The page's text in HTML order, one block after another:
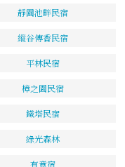
靜園池畔民宿
縱谷傳香民宿
平林民宿
樟之園民宿
鐵塔民宿
綠光森林
有意宿